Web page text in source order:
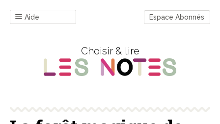
Aide Espace Abonnés
Choisir & lire